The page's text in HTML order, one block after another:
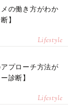
の働き方がわか
】
Lifestyle
プローチ方法が
診断】
Lifestyle